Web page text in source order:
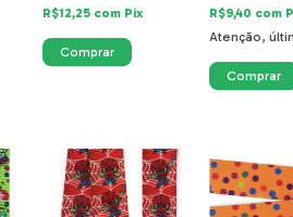
R$12,25 com Pix R$9,40 com
Atenção,